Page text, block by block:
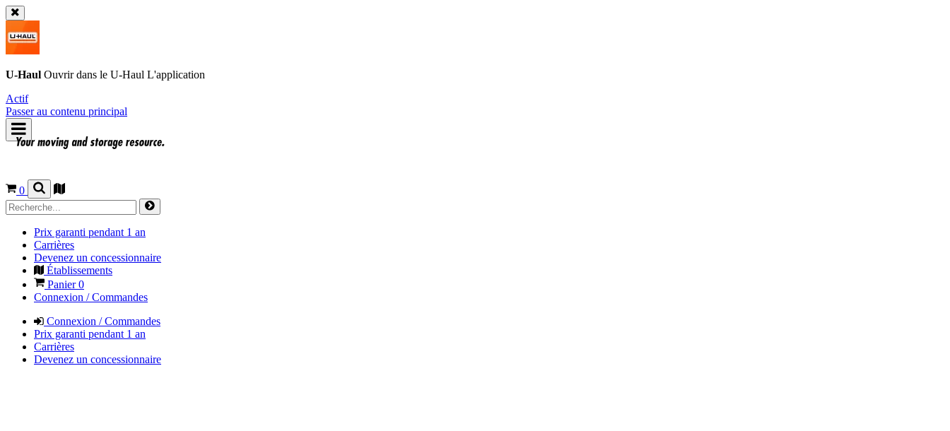
U-Haul Ouvrir dans le U-Haul L'application
Actif
Passer au contenu principal
0
Prix garanti pendant 1 an
Carrières
Devenez un concessionnaire
Établissements
Panier0
Connexion / Commandes
Connexion / Commandes
Prix garanti pendant 1 an
Carrières
Devenez un concessionnaire